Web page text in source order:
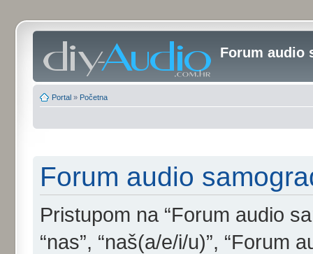
Forum audio
Portal » Početna
Forum audio
Pristupom na “Forum audio
“nas”, “naš(a/e/i/u)”, “Forum